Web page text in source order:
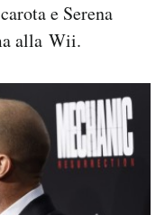
e Serena
alla Wii.